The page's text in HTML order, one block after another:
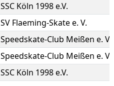
SSC Köln 1998 e.V.
SV Flaeming-Skate e. V.
Speedskate-Club Meißen e. V.
Speedskate-Club Meißen e. V.
SSC Köln 1998 e.V.